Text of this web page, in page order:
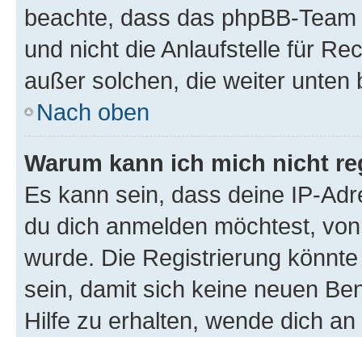
beachte, dass das phpBB-
und nicht die Anlaufstelle für
außer solchen, die weiter unten
Nach oben
Warum kann ich mich nicht
Es kann sein, dass deine IP-
du dich anmelden möchtest,
wurde. Die Registrierung
sein, damit sich keine neuen
Hilfe zu erhalten, wende dich